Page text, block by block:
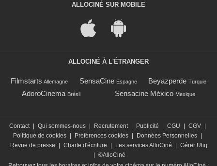
ALLOCINÉ SUR MOBILE
ALLOCINÉ À L'ÉTRANGER
Filmstarts Allemagne SensaCine Espagne Beyazperde Turquie
AdoroCinema Brésil Sensacine México Mexique
Contact | Qui sommes-nous | Recrutement | Publicité | CGU | CGV |
Politique de cookies | Préférences cookies | Données Personnelles |
Revue de presse
| Charte d'écriture | Les services AlloCiné | Gérer Utiq
| ©AlloCiné